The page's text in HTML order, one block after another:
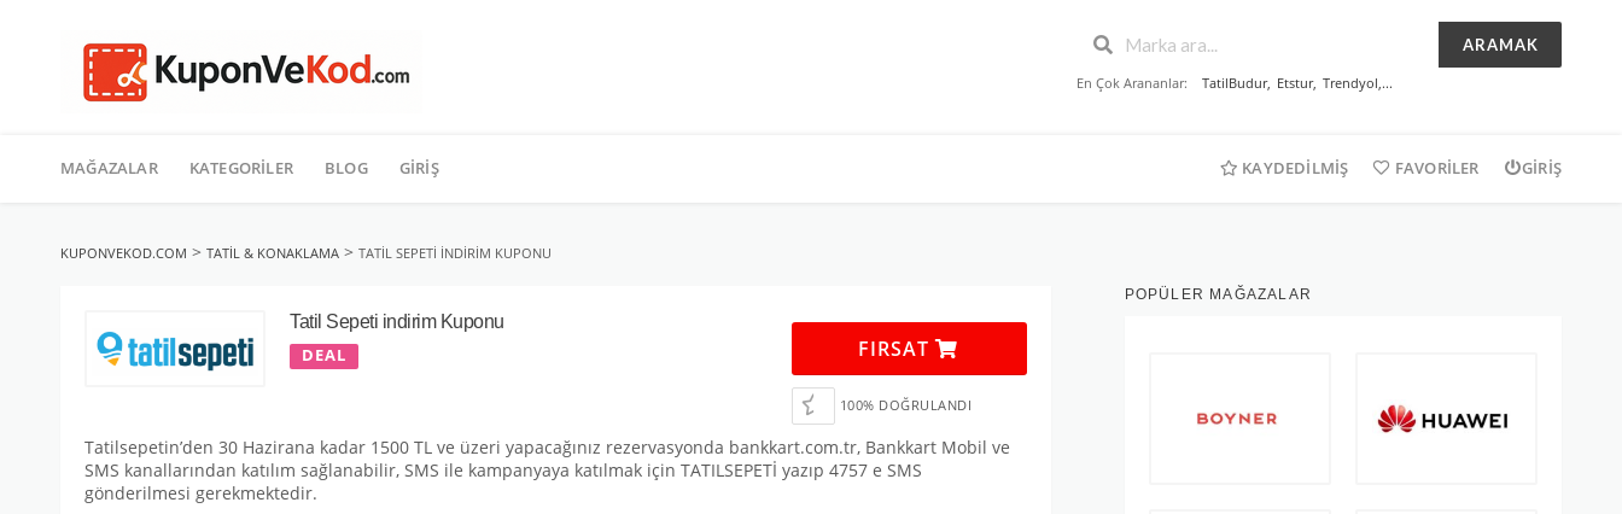
ARAMAK
En Çok Arananlar: TatilBudur, Etstur, Trendyol,...
geç
MAĞAZALAR KATEGORILER BLOG GIRIŞ KAYDEDILMIŞ FAVORILER GIRIŞ
KUPONVEKOD.COM > TATIL & KONAKLAMA > TATIL SEPETI INDIRIM KUPONU
Tatil Sepeti indirim Kuponu
DEAL FIRSAT
100% DOĞRULANDI
Tatilsepetin’den 30 Hazirana kadar 1500 TL ve üzeri yapacağınız rezervasyonda bankkart.com.tr, Bankkart Mobil ve
SMS kanallarından katılım sağlanabilir, SMS ile kampanyaya katılmak için TATILSEPETİ yazıp 4757 e SMS
gönderilmesi gerekmektedir.
POPÜLER MAĞAZALAR